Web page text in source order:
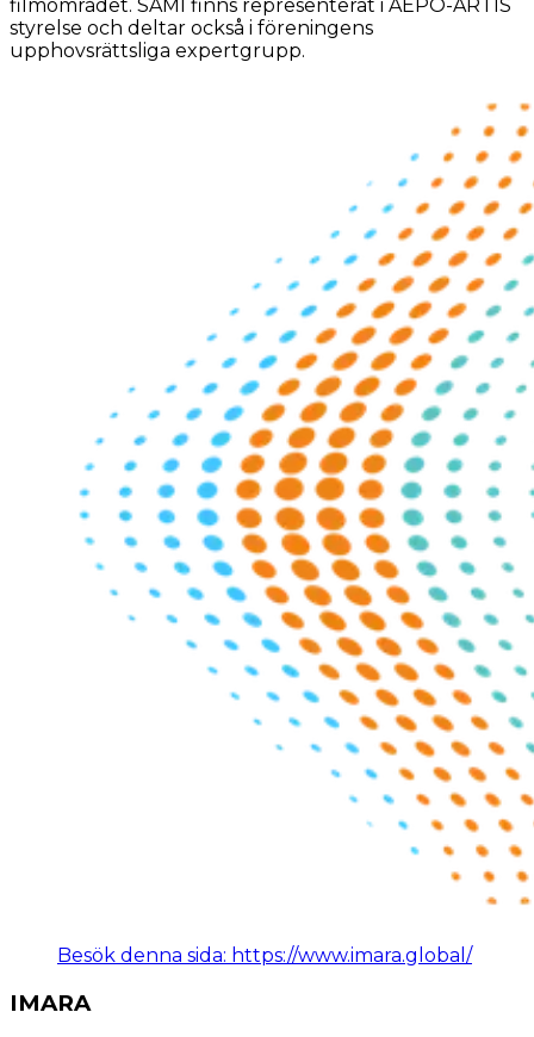
filmområdet. SAMI finns representerat i AEPO-ARTIS
styrelse och deltar också i föreningens
upphovsrättsliga expertgrupp.
Besök denna sida: https://www.imara.global/
IMARA